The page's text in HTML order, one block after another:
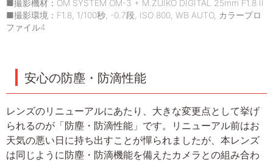
■撮影機材：OM SYSTEM OM-3 + M.ZUIKO DIGITAL 25mm F1.8 II
■撮影環境：F1.8, 1/100秒, -0.7段, ISO 800, WB AUTO, カラープロ
ファイル4
安心の防塵・防滴性能
レンズのリニューアルにあたり、大きな変更点として挙げ
られるのが「防塵・防滴性能」です。リニューアル前はお
天気の悪い日に持ち出すことが憚られましたが、本レンズ
は同じように防塵・防滴機能を備えたカメラとの組み合わ